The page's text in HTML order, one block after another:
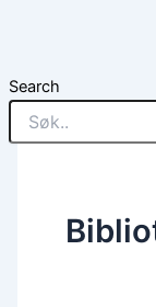
Search